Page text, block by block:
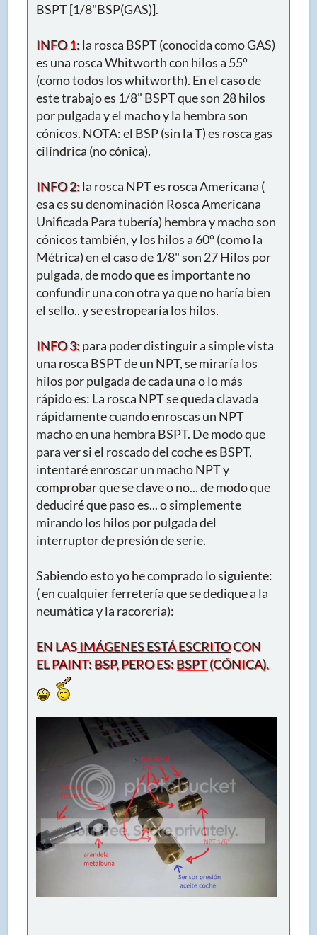
BSPT [1/8"BSP(GAS)].
INFO 1:la rosca BSPT (conocida como GAS)
es una rosca Whitworth con hilos a 55º
(como todos los whitworth). En el caso de
este trabajo es 1/8" BSPT que son 28 hilos
por pulgada y el macho y la hembra son
cónicos. NOTA: el BSP (sin la T) es rosca gas
cilíndrica (no cónica).
INFO 2:la rosca NPT es rosca Americana (
esa es su denominación Rosca Americana
Unificada Para tubería) hembra y macho son
cónicos también, y los hilos a 60º (como la
Métrica) en el caso de 1/8" son 27 Hilos por
pulgada, de modo que es importante no
confundir una con otra ya que no haría bien
el sello.. y se estropearía los hilos.
INFO 3:para poder distinguir a simple vista
una rosca BSPT de un NPT, se miraría los
hilos por pulgada de cada una o lo más
rápido es: La rosca NPT se queda clavada
rápidamente cuando enroscas un NPT
macho en una hembra BSPT. De modo que
para ver si el roscado del coche es BSPT,
intentaré enroscar un macho NPT y
comprobar que se clave o no... de modo que
deduciré que paso es... o simplemente
mirando los hilos por pulgada del
interruptor de presión de serie.
Sabiendo esto yo he comprado lo siguiente:
( en cualquier ferretería que se dedique a la
neumática y la racoreria):
EN LASIMÁGENES ESTÁ ESCRITOCON
EL PAINT:BSP, PERO ES:BSPT(CÓNICA).